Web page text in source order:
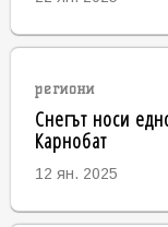
региони
Снегът носи
Карнобат
12 ян. 2025